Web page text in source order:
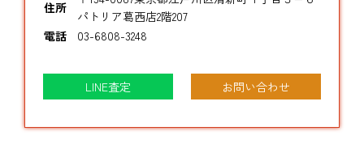
住所
パトリア葛西店2階207
電話
03-6808-3248
LINE査定 お問い合わせ